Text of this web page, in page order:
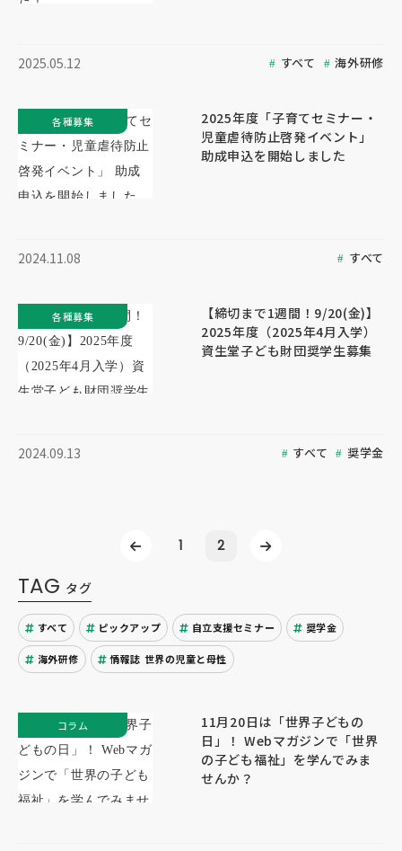
2025.05.12 すべて 海外研修
2025年度「子育てセミナー・
児童虐待防止啓発イベント」
助成申込を開始しました
2024.11.08 すべて
各種募集
【締切まで1週間！9/20(金)】
2025年度（2025年4月入学）
資生堂子ども財団奨学生募集
2024.09.13 すべて 奨学金
各種募集
1 2
TAG タグ
すべて ピックアップ 自立支援セミナー 奨学金
海外研修 情報誌 世界の児童と母性
11月20日は「世界子どもの
日」！ Webマガジンで「世界
の子ども福祉」を学んでみま
せんか？
コラム